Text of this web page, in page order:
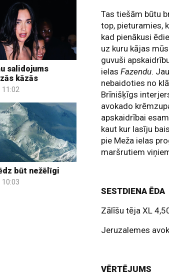
salidojums
kāzās
11:02
būt nežēlīgi
10:03
Tas tiešām būtu
top, pieturamies,
kad pienākusi
uz kuru kājas
guvuši
ielasFazendu.
nebaidoties no
Brīnišķīgs
avokado
apskaidrībai
kaut kur lasīju
pie Meža ielas
maršrutiem
SESTDIENA ĒDA
Zālīšu tēja XL
Jeruzalemes
VĒRTĒJUMS